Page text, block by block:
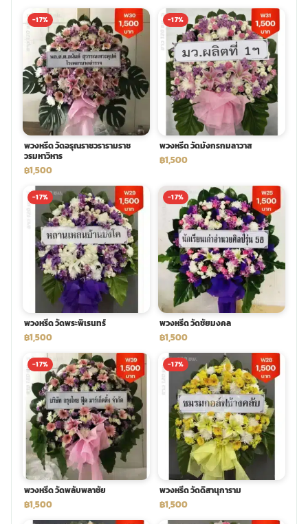
-17%
พวงหรีด วัดอรุณราชวรารามราช
วรมหาวิหาร
฿1,500
-17%
พวงหรีด วัดมังกรกมลาวาส
฿1,500
-17%
พวงหรีด วัดพระพิเรนทร์
฿1,500
-17%
พวงหรีด วัดชัยมงคล
฿1,500
-17%
พวงหรีด วัดพลับพลาชัย
฿1,500
-17%
พวงหรีด วัดดิสานุการาม
฿1,500